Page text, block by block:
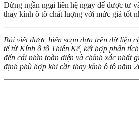
Đừng ngần ngại liên hệ ngay để được tư
thay kính ô tô chất lượng với mức giá tốt
Bài viết được biên soạn dựa trên dữ liệu
tế từ Kính ô tô Thiên Kế, kết hợp phân
đến cái nhìn toàn diện và chính xác nhất
định phù hợp khi cần thay kính ô tô năm